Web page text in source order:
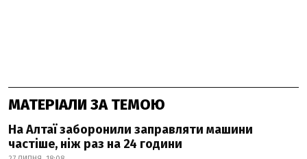
МАТЕРІАЛИ ЗА ТЕМОЮ
На Алтаї заборонили заправляти машини
частіше, ніж раз на 24 години